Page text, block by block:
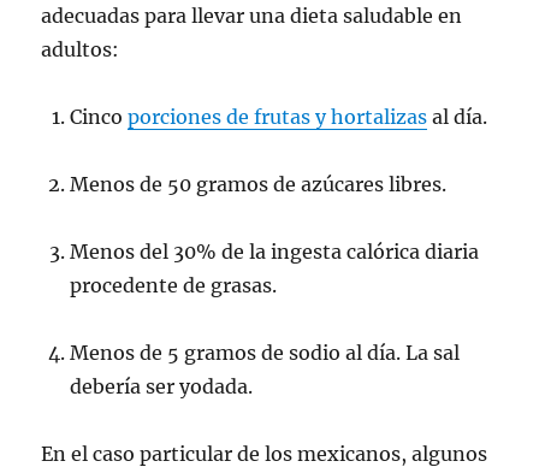
adecuadas para llevar una dieta saludable en
adultos:
Cincoporciones de frutas y hortalizas al día.
Menos de 50 gramos de azúcares libres.
Menos del 30% de la ingesta calórica diaria
procedente de grasas.
Menos de 5 gramos de sodio al día. La sal
debería ser yodada.
En el caso particular de los mexicanos, algunos